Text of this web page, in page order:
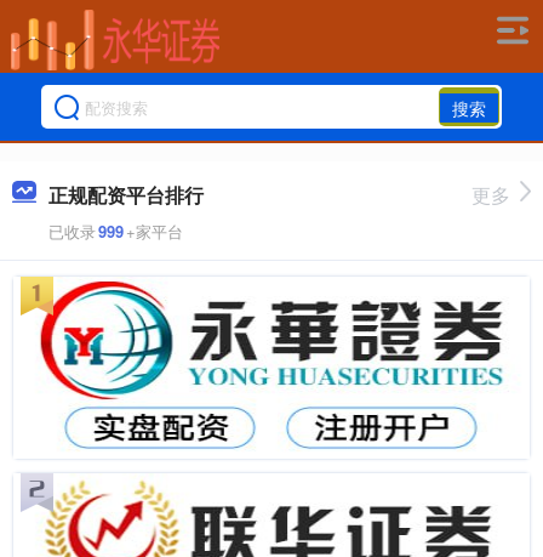
搜索
正规配资平台排行
已收录999+家平台
更多